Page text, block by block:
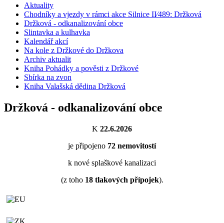
Aktuality
Chodníky a vjezdy v rámci akce Silnice II⁄489: Držková
Držková - odkanalizování obce
Slintavka a kulhavka
Kalendář akcí
Na kole z Držkové do Držkova
Archiv aktualit
Kniha Pohádky a pověsti z Držkové
Sbírka na zvon
Kniha Valašská dědina Držková
Držková - odkanalizování obce
K 22.6.2026
je připojeno 72 nemovitostí
k nové splaškové kanalizaci
(z toho 18tlakových přípojek).